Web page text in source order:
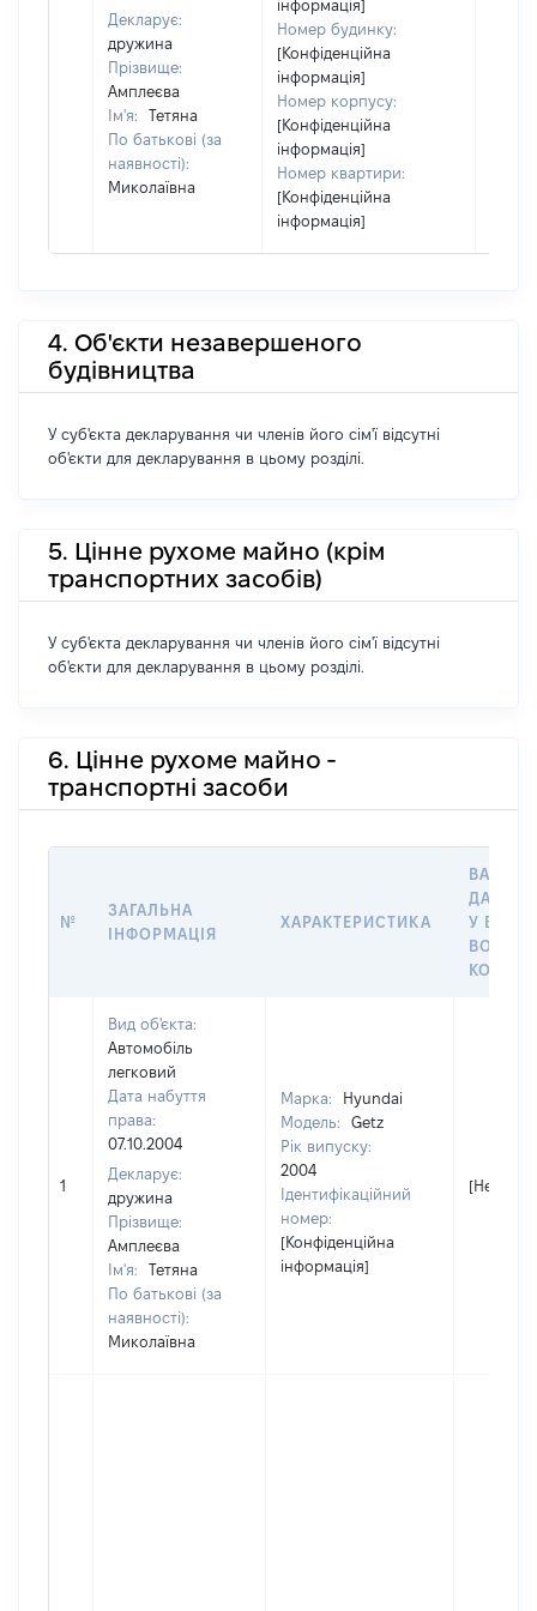
Декларує:
дружина
Прізвище:
Амплеєва
Ім'я:
Тетяна
По батькові (за
наявності):
Миколаївна
інформація]
Номер будинку:
[Конфіденційна
інформація]
Номер корпусу:
[Конфіденційна
інформація]
Номер квартири:
[Конфіденційна
інформація]
4. Об'єкти незавершеного
будівництва
У суб'єкта декларування чи членів його сім'ї відсутні
об'єкти для декларування в цьому розділі.
5. Цінне рухоме майно (крім
транспортних засобів)
У суб'єкта декларування чи членів його сім'ї відсутні
об'єкти для декларування в цьому розділі.
6. Цінне рухоме майно -
транспортні засоби
№
ЗАГАЛЬНА
ІНФОРМАЦІЯ
ХАРАКТЕРИСТИКА
ДАТУ
У
1
Вид об'єкта:
Автомобіль
легковий
Дата набуття
права:
07.10.2004
Декларує:
дружина
Прізвище:
Амплеєва
Ім'я:
Тетяна
По батькові (за
наявності):
Миколаївна
Марка:
Hyundai
Модель:
Getz
Рік випуску:
2004
Ідентифікаційний
номер:
[Конфіденційна
інформація]
[Не